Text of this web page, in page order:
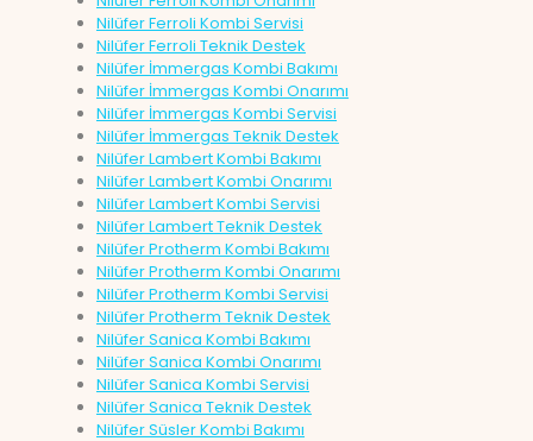
Nilüfer Ferroli Kombi Servisi
Nilüfer Ferroli Teknik Destek
Nilüfer İmmergas Kombi Bakımı
Nilüfer İmmergas Kombi Onarımı
Nilüfer İmmergas Kombi Servisi
Nilüfer İmmergas Teknik Destek
Nilüfer Lambert Kombi Bakımı
Nilüfer Lambert Kombi Onarımı
Nilüfer Lambert Kombi Servisi
Nilüfer Lambert Teknik Destek
Nilüfer Protherm Kombi Bakımı
Nilüfer Protherm Kombi Onarımı
Nilüfer Protherm Kombi Servisi
Nilüfer Protherm Teknik Destek
Nilüfer Sanica Kombi Bakımı
Nilüfer Sanica Kombi Onarımı
Nilüfer Sanica Kombi Servisi
Nilüfer Sanica Teknik Destek
Nilüfer Süsler Kombi Bakımı